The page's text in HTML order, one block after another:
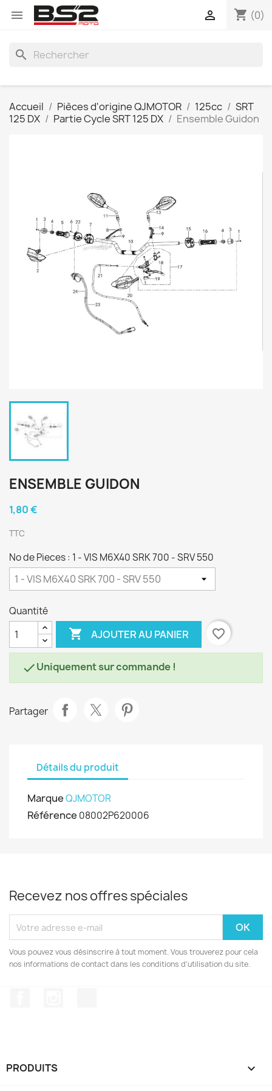
 shopping_cart (0)

search
Accueil Pièces d'origine QJMOTOR 125cc
SRT
125 DX
Partie Cycle SRT 125 DX Ensemble Guidon
ENSEMBLE GUIDON
1,80 €
TTC
No de Pieces : 1 - VIS M6X40 SRK 700 - SRV 550
Quantité
 AJOUTER AU PANIER favorite_border
Uniquement sur commande !
Partager
Détails du produit
MarqueQJMOTOR
Référence 08002P620006
Recevez nos offres spéciales
Vous pouvez vous désinscrire à tout moment. Vous trouverez pour cela
nos informations de contact dans les conditions d'utilisation du site.
PRODUITS 